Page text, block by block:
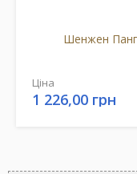
Шенжен
Ціна
1 226,00 грн